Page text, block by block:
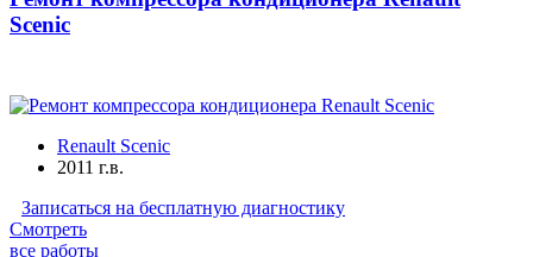
Scenic
Renault Scenic
2011 г.в.
Записаться на бесплатную диагностику
Смотреть
все работы